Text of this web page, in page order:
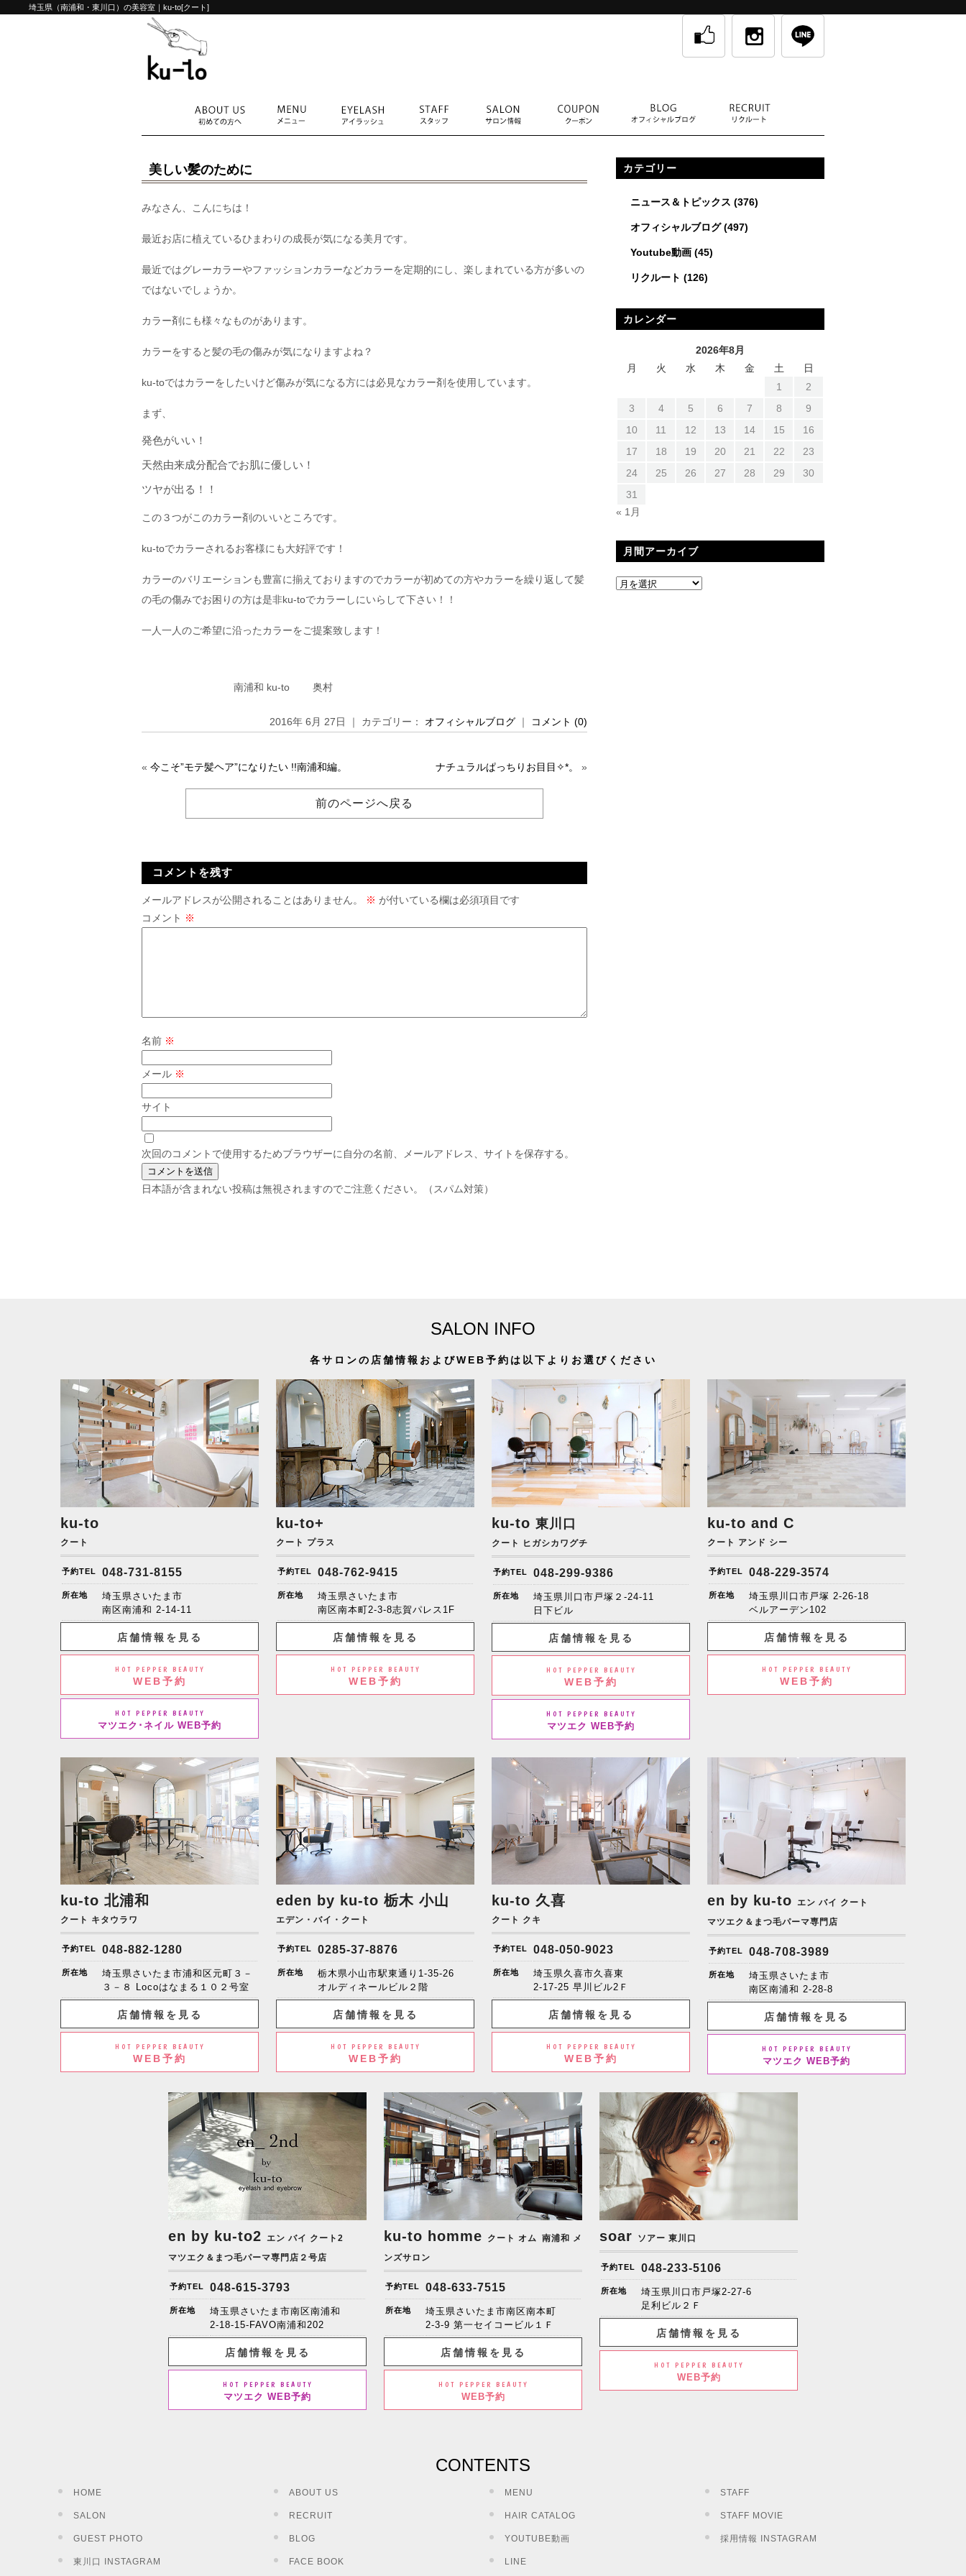
埼玉県（南浦和・東川口）の美容室｜ku-to[クート]
美しい髪のために
みなさん、こんにちは！
最近お店に植えているひまわりの成長が気になる美月です。
最近ではグレーカラーやファッションカラーなどカラーを定期的にし、楽しまれている方が多いの
ではないでしょうか。
カラー剤にも様々なものがあります。
カラーをすると髪の毛の傷みが気になりますよね？
ku-toではカラーをしたいけど傷みが気になる方には必見なカラー剤を使用しています。
まず、
発色がいい！
天然由来成分配合でお肌に優しい！
ツヤが出る！！
この３つがこのカラー剤のいいところです。
ku-toでカラーされるお客様にも大好評です！
カラーのバリエーションも豊富に揃えておりますのでカラーが初めての方やカラーを繰り返して髪
の毛の傷みでお困りの方は是非ku-toでカラーしにいらして下さい！！
一人一人のご希望に沿ったカラーをご提案致します！
南浦和 ku-to 奥村
2016年 6月 27日 ｜ カテゴリー： オフィシャルブログ ｜ コメント (0)
« 今こそ”モテ髪ヘア”になりたい !!南浦和編。 ナチュラルぱっちりお目目✧︎*。 »
前のページへ戻る
コメントを残す
メールアドレスが公開されることはありません。 ※ が付いている欄は必須項目です
コメント ※
名前 ※
メール ※
サイト
次回のコメントで使用するためブラウザーに自分の名前、メールアドレス、サイトを保存する。
日本語が含まれない投稿は無視されますのでご注意ください。（スパム対策）
カテゴリー
ニュース＆トピックス (376)
オフィシャルブログ(497)
Youtube動画 (45)
リクルート (126)
カレンダー
2026年8月
月
火 水 木 金 土
日
1
2
3
4 5 6 7 8
9
10
11 12 13 14 15
16
17
18 19 20 21 22
23
24
25 26 27 28 29
30
31
« 1月
月間アーカイブ
SALON INFO
各サロンの店舗情報およびWEB予約は以下よりお選びください
ku-to
クート
予約TEL 048-731-8155
所在地
埼玉県さいたま市
南区南浦和 2-14-11
店舗情報を見る
HOT PEPPER BEAUTY
WEB予約
HOT PEPPER BEAUTY
マツエク･ネイル WEB予約
ku-to+
クート プラス
予約TEL 048-762-9415
所在地
埼玉県さいたま市
南区南本町2-3-8志賀パレス1F
店舗情報を見る
HOT PEPPER BEAUTY
WEB予約
ku-to 東川口
クート ヒガシカワグチ
予約TEL 048-299-9386
所在地
埼玉県川口市戸塚２-24-11
日下ビル
店舗情報を見る
HOT PEPPER BEAUTY
WEB予約
HOT PEPPER BEAUTY
マツエク WEB予約
ku-to and C
クート アンド シー
予約TEL 048-229-3574
所在地
埼玉県川口市戸塚 2-26-18
ベルアーデン102
店舗情報を見る
HOT PEPPER BEAUTY
WEB予約
ku-to 北浦和
クート キタウラワ
予約TEL 048-882-1280
所在地
埼玉県さいたま市浦和区元町３－
３－８ Locoはなまる１０２号室
店舗情報を見る
HOT PEPPER BEAUTY
WEB予約
eden by ku-to 栃木 小山
エデン・バイ・クート
予約TEL 0285-37-8876
所在地
栃木県小山市駅東通り1-35-26
オルディネールビル２階
店舗情報を見る
HOT PEPPER BEAUTY
WEB予約
ku-to 久喜
クート クキ
予約TEL 048-050-9023
所在地
埼玉県久喜市久喜東
2-17-25 早川ビル2Ｆ
店舗情報を見る
HOT PEPPER BEAUTY
WEB予約
en by ku-to
エン バイ クート
マツエク＆まつ毛パーマ専門店
予約TEL 048-708-3989
所在地
埼玉県さいたま市
南区南浦和 2-28-8
店舗情報を見る
HOT PEPPER BEAUTY
マツエク WEB予約
en by ku-to2
エン バイ クート2
マツエク＆まつ毛パーマ専門店２号店
予約TEL 048-615-3793
所在地
埼玉県さいたま市南区南浦和
2-18-15-FAVO南浦和202
店舗情報を見る
HOT PEPPER BEAUTY
マツエク WEB予約
ku-to homme クート オム 南浦和 メ
ンズサロン
予約TEL 048-633-7515
所在地
埼玉県さいたま市南区南本町
2-3-9 第一セイコービル１Ｆ
店舗情報を見る
HOT PEPPER BEAUTY
WEB予約
soar ソアー 東川口
予約TEL 048-233-5106
所在地
埼玉県川口市戸塚2-27-6
足利ビル２Ｆ
店舗情報を見る
HOT PEPPER BEAUTY
WEB予約
CONTENTS
HOME ABOUT US MENU STAFF
SALON RECRUIT HAIR CATALOG STAFF MOVIE
GUEST PHOTO BLOG YOUTUBE動画 採用情報 INSTAGRAM
東川口 INSTAGRAM FACE BOOK LINE